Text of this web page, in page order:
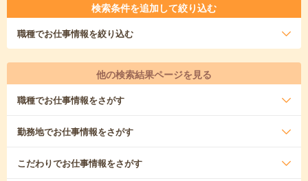
検索条件を追加して絞り込む
職種でお仕事情報を絞り込む
他の検索結果ページを見る
職種でお仕事情報をさがす
勤務地でお仕事情報をさがす
こだわりでお仕事情報をさがす